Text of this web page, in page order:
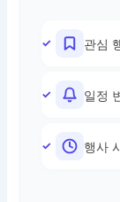
관심
일정
행사